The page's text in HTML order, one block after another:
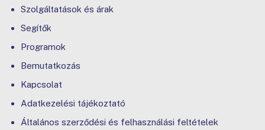
Szolgáltatások és árak
Segítők
Programok
Bemutatkozás
Kapcsolat
Adatkezelési tájékoztató
Általános szerződési és felhasználási feltételek